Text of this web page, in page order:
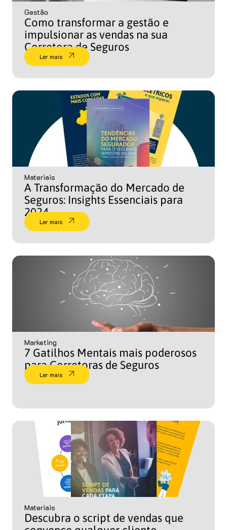
Gestão
Como transformar a gestão e
impulsionar as vendas na sua
Corretora de Seguros
Ler mais
Materiais
A Transformação do Mercado de
Seguros: Insights Essenciais para
2024
Ler mais
Marketing
7 Gatilhos Mentais mais poderosos
para Corretoras de Seguros
Ler mais
Materiais
Descubra o script de vendas que